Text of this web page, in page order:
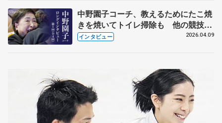
中野園子コーチ、教えるためにたこ焼
きを焼いてトイレ掃除も 他の競技に
も通用するという坂本花織の筋肉
インタビュー 2026.04.09